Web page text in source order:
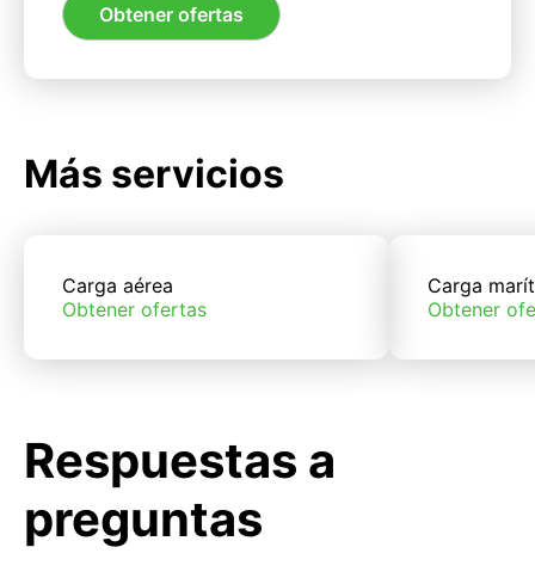
Obtener ofertas
Más servicios
Carga aérea
Obtener ofertas
Carga
Obtener
Respuestas a
preguntas